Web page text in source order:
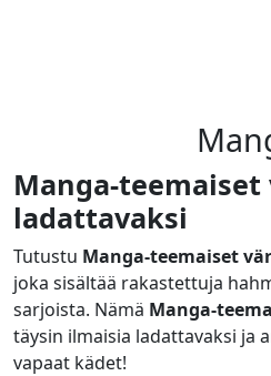
Manga-
ladattavaksi
Tutustu Manga-teemaiset
joka sisältää rakastettuja
sarjoista. Nämä Manga-
täysin ilmaisia ladattavaksi ja
vapaat kädet!